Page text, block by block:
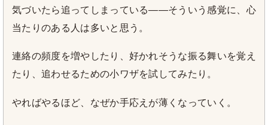
気づいたら追ってしまっている——そういう感覚に、心
当たりのある人は多いと思う。
連絡の頻度を増やしたり、好かれそうな振る舞いを覚え
たり、追わせるための小ワザを試してみたり。
やればやるほど、なぜか手応えが薄くなっていく。